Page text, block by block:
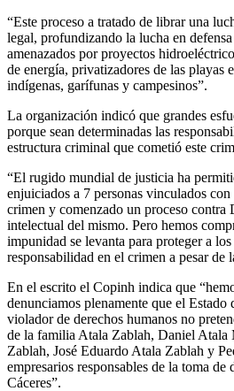
“Este proceso a tratado de librar una
legal, profundizando la lucha en
amenazados por proyectos
de energía, privatizadores de las playas
indígenas, garífunas y campesinos”.
La organización indicó que grandes
porque sean determinadas las
estructura criminal que cometió este
“El rugido mundial de justicia ha
enjuiciados a 7 personas vinculados
crimen y comenzado un proceso contra
intelectual del mismo. Pero hemos
impunidad se levanta para proteger a
responsabilidad en el crimen a pesar de
En el escrito el Copinh indica que
denunciamos plenamente que el Estado
violador de derechos humanos no
de la familia Atala Zablah, Daniel Atala
Zablah, José Eduardo Atala Zablah y
empresarios responsables de la toma
Cáceres”.